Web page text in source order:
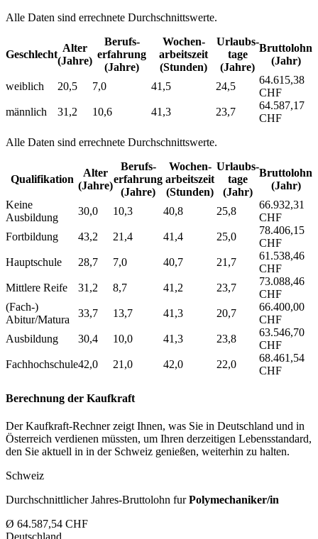
Alle Daten sind errechnete Durchschnittswerte.
Geschlecht
Alter
(Jahre)
Berufs­
erfahrung
(Jahre)
Wochen­
arbeitszeit
(Stunden)
Urlaubs­
tage
(Jahre)
Bruttolohn
(Jahr)
weiblich 20,5 7,0 41,5 24,5
64.615,38
CHF
männlich
31,2 10,6 41,3 23,7
64.587,17
CHF
Alle Daten sind errechnete Durchschnittswerte.
Qualifikation
Alter
(Jahre)
Berufs­
erfahrung
(Jahre)
Wochen­
arbeitszeit
(Stunden)
Urlaubs­
tage
(Jahr)
Bruttolohn
(Jahr)
Keine
Ausbildung
30,0 10,3 40,8 25,8
66.932,31
CHF
Fortbildung
43,2 21,4 41,4 25,0
78.406,15
CHF
Hauptschule
28,7 7,0 40,7 21,7
61.538,46
CHF
Mittlere Reife
31,2 8,7 41,2 23,7
73.088,46
CHF
(Fach-)
Abitur/Matura
33,7 13,7 41,3 20,7
66.400,00
CHF
Ausbildung
30,4 10,0 41,3 23,8
63.546,70
CHF
Fachhochschule42,0 21,0 42,0 22,0
68.461,54
CHF
Berechnung der Kaufkraft
Der Kaufkraft-Rechner zeigt Ihnen, was Sie in Deutschland und in
Österreich verdienen müssten, um Ihren derzeitigen Lebensstandard,
den Sie aktuell in in der Schweiz genießen, weiterhin zu halten.
Schweiz
Durchschnittlicher Jahres-Bruttolohn furPolymechaniker/in
Ø 64.587,54 CHF